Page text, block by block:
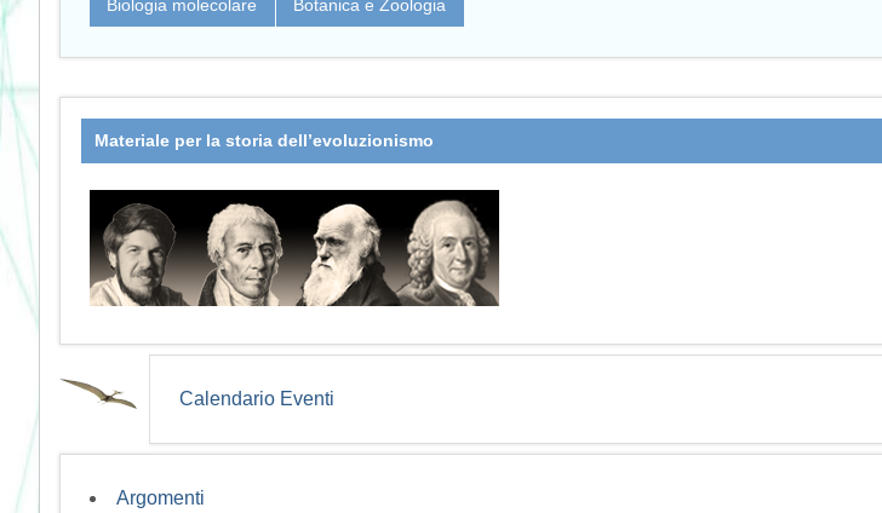
Biologia molecolare Botanica e Zoologia
Materiale per la storia dell’evoluzionismo
Calendario Eventi
Argomenti